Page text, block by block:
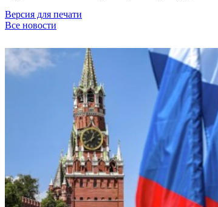
Версия для печати
Все новости